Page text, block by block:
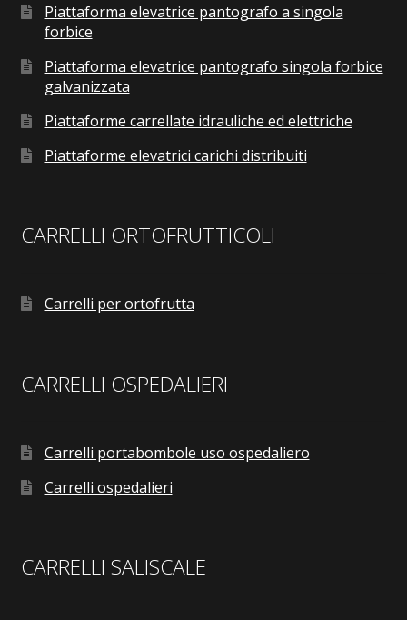
Piattaforma elevatrice pantografo a singola
forbice
Piattaforma elevatrice pantografo singola forbice
galvanizzata
Piattaforme carrellate idrauliche ed elettriche
Piattaforme elevatrici carichi distribuiti
CARRELLI ORTOFRUTTICOLI
Carrelli per ortofrutta
CARRELLI OSPEDALIERI
Carrelli portabombole uso ospedaliero
Carrelli ospedalieri
CARRELLI SALISCALE